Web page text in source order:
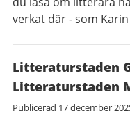
verkat där - som Karin
Litteraturstaden
Litteraturstaden
Publicerad 17 december